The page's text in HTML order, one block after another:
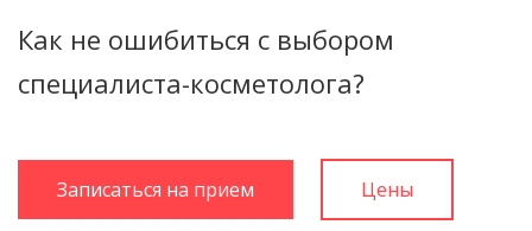
Как не ошибиться с выбором
специалиста-косметолога?
Записаться на прием Цены